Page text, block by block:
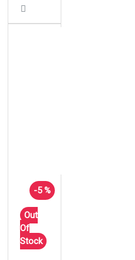
-5 %
Out
Of
Stock